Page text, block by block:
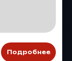
Подробнее